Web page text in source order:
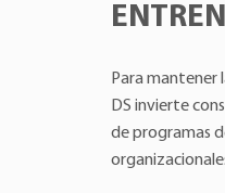
Para mantener
DS invierte
de programas